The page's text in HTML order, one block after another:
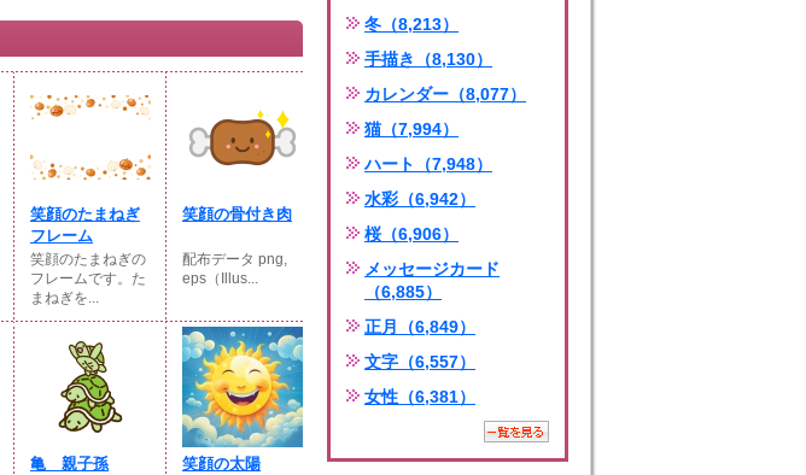
笑顔のたまねぎ
フレーム
笑顔のたまねぎの
フレームです。た
まねぎを...
笑顔の骨付き肉
配布データ png,
eps（Illus...
亀 親子孫 笑顔の太陽
冬（8,213）
手描き（8,130）
カレンダー（8,077）
猫（7,994）
ハート（7,948）
水彩（6,942）
桜（6,906）
メッセージカード
（6,885）
正月（6,849）
文字（6,557）
女性（6,381）